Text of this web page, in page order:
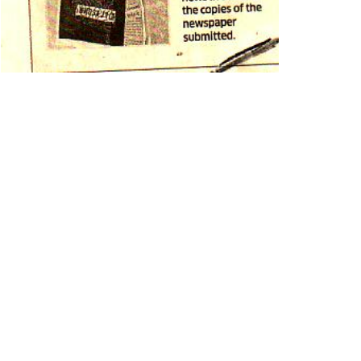
ભારતીય સુરક્ષા દળો હાઈએલર્ટ પર